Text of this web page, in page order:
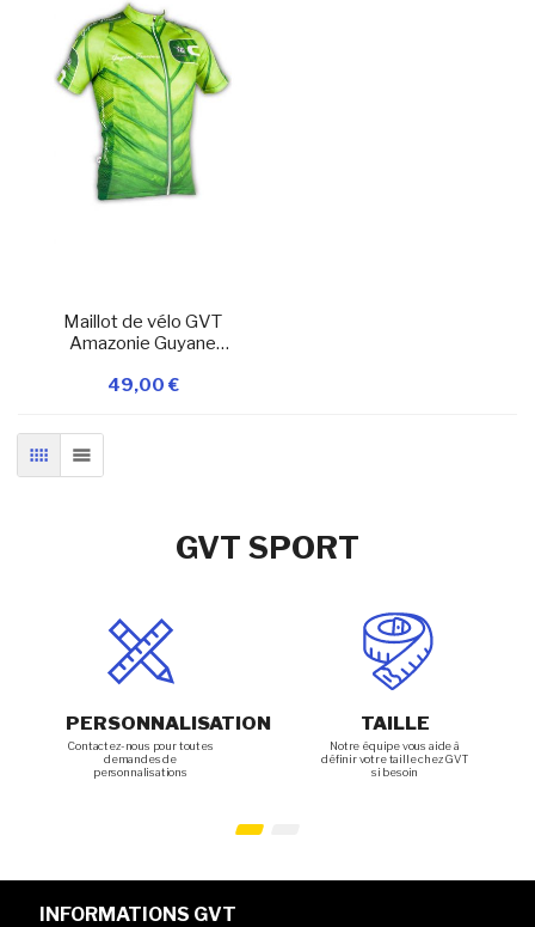
Ajouter à ma
Ajouter au panier
Maillot de vélo GVT
Amazonie Guyane
49,00 €
GRILLELISTE
GVT SPORT
PERSONNALISATION
Contactez-nous pour toutes
demandes de
personnalisations
TAILLE
Notre équipe vous aide à
définir votre taille chez GVT
si besoin
INFORMATIONS GVT